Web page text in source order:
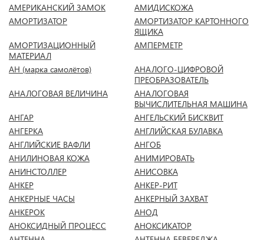
АМЕРИКАНСКИЙ ЗАМОК
АМИДИСКОЖА
АМОРТИЗАТОР
АМОРТИЗАТОР КАРТОННОГО
ЯЩИКА
АМОРТИЗАЦИОННЫЙ
МАТЕРИАЛ
АМПЕРМЕТР
АН (марка самолётов)
АНАЛОГО-ЦИФРОВОЙ
ПРЕОБРАЗОВАТЕЛЬ
АНАЛОГОВАЯ ВЕЛИЧИНА
АНАЛОГОВАЯ
ВЫЧИСЛИТЕЛЬНАЯ МАШИНА
АНГАР
АНГЕЛЬСКИЙ БИСКВИТ
АНГЕРКА
АНГЛИЙСКАЯ БУЛАВКА
АНГЛИЙСКИЕ ВАФЛИ
АНГОБ
АНИЛИНОВАЯ КОЖА
АНИМИРОВАТЬ
АНИНСТОЛЛЕР
АНИСОВКА
АНКЕР
АНКЕР-РИТ
АНКЕРНЫЕ ЧАСЫ
АНКЕРНЫЙ ЗАХВАТ
АНКЕРОК
АНОД
АНОКСИДНЫЙ ПРОЦЕСС
АНОКСИКАТОР